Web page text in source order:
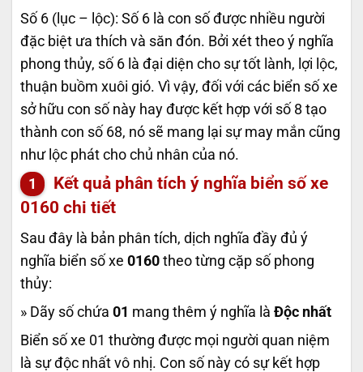
Số 6 (lục – lộc): Số 6 là con số được nhiều người
đặc biệt ưa thích và săn đón. Bởi xét theo ý nghĩa
phong thủy, số 6 là đại diện cho sự tốt lành, lợi lộc,
thuận buồm xuôi gió. Vì vậy, đối với các biển số xe
sở hữu con số này hay được kết hợp với số 8 tạo
thành con số 68, nó sẽ mang lại sự may mắn cũng
như lộc phát cho chủ nhân của nó.
Kết quả phân tích ý nghĩa biển số xe
0160 chi tiết
Sau đây là bản phân tích, dịch nghĩa đầy đủ ý
nghĩa biển số xe 0160 theo từng cặp số phong
thủy:
» Dãy số chứa 01 mang thêm ý nghĩa là Độc nhất
Biển số xe 01 thường được mọi người quan niệm
là sự độc nhất vô nhị. Con số này có sự kết hợp